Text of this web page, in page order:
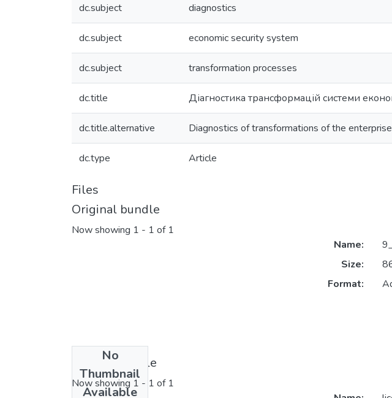
dc.subject diagnostics
dc.subject economic security system
dc.subject transformation processes
dc.title Діагностика трансформацій системи
dc.title.alternative Diagnostics of transformations of the
dc.type Article
Files
Original bundle
Now showing 1 - 1 of 1
No
Thumbnail
Available
Name:
Size:
Format:
License bundle
Now showing 1 - 1 of 1